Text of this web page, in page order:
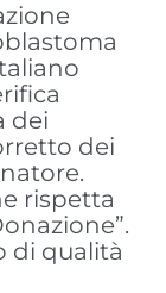
dei
dei
rispetta
di qualità